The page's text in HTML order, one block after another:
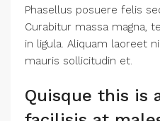
Phasellus posuere felis
Curabitur massa magna,
in ligula. Aliquam laoreet
mauris sollicitudin et.
Quisque this is